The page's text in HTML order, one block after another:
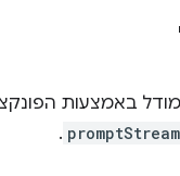
באמצעות הפונקציות
.